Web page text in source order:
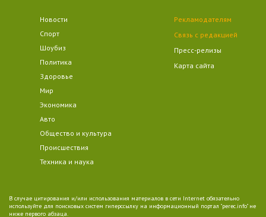
Новости
Спорт
Шоубиз
Политика
Здоровье
Мир
Экономика
Авто
Общество и культура
Происшествия
Техника и наука
Рекламодателям
Связь с редакцией
Пресс-релизы
Карта сайта
В случае цитирования и/или использования материалов в сети Internet обязательно
используйте для поисковых систем гиперссылку на информационный портал "perec.info" не
ниже первого абзаца.